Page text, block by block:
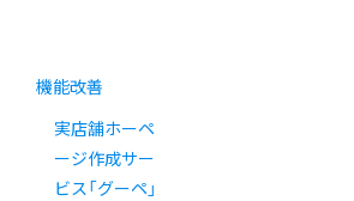
機能改善
実店舗ホーペ
ージ作成サー
ビス「グーペ」